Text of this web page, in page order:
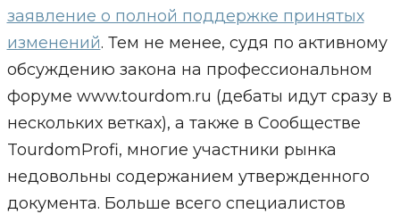
заявление о полной поддержке принятых
изменений. Тем не менее, судя по активному
обсуждению закона на профессиональном
форуме www.tourdom.ru (дебаты идут сразу в
нескольких ветках), а также в Сообществе
TourdomProfi, многие участники рынка
недовольны содержанием утвержденного
документа. Больше всего специалистов